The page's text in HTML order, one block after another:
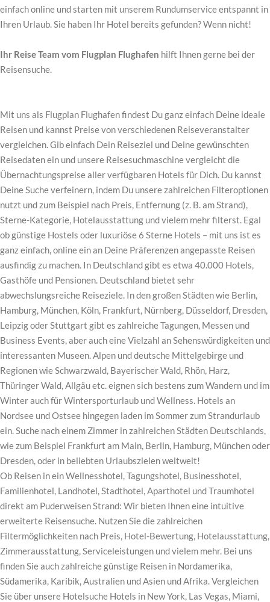
einfach online und starten mit unserem Rundumservice entspannt in
Ihren Urlaub. Sie haben Ihr Hotel bereits gefunden? Wenn nicht!
Ihr Reise Team vom Flugplan Flughafen hilft Ihnen gerne bei der
Reisensuche.
Mit uns als Flugplan Flughafen findest Du ganz einfach Deine ideale
Reisen und kannst Preise von verschiedenen Reiseveranstalter
vergleichen. Gib einfach Dein Reiseziel und Deine gewünschten
Reisedaten ein und unsere Reisesuchmaschine vergleicht die
Übernachtungspreise aller verfügbaren Hotels für Dich. Du kannst
Deine Suche verfeinern, indem Du unsere zahlreichen Filteroptionen
nutzt und zum Beispiel nach Preis, Entfernung (z. B. am Strand),
Sterne-Kategorie, Hotelausstattung und vielem mehr filterst. Egal
ob günstige Hostels oder luxuriöse 6 Sterne Hotels – mit uns ist es
ganz einfach, online ein an Deine Präferenzen angepasste Reisen
ausfindig zu machen. In Deutschland gibt es etwa 40.000 Hotels,
Gasthöfe und Pensionen. Deutschland bietet sehr
abwechslungsreiche Reiseziele. In den großen Städten wie Berlin,
Hamburg, München, Köln, Frankfurt, Nürnberg, Düsseldorf, Dresden,
Leipzig oder Stuttgart gibt es zahlreiche Tagungen, Messen und
Business Events, aber auch eine Vielzahl an Sehenswürdigkeiten und
interessanten Museen. Alpen und deutsche Mittelgebirge und
Regionen wie Schwarzwald, Bayerischer Wald, Rhön, Harz,
Thüringer Wald, Allgäu etc. eignen sich bestens zum Wandern und im
Winter auch für Wintersporturlaub und Wellness. Hotels an
Nordsee und Ostsee hingegen laden im Sommer zum Strandurlaub
ein. Suche nach einem Zimmer in zahlreichen Städten Deutschlands,
wie zum Beispiel Frankfurt am Main, Berlin, Hamburg, München oder
Dresden, oder in beliebten Urlaubszielen weltweit!
Ob Reisen in ein Wellnesshotel, Tagungshotel, Businesshotel,
Familienhotel, Landhotel, Stadthotel, Aparthotel und Traumhotel
direkt am Puderweisen Strand: Wir bieten Ihnen eine intuitive
erweiterte Reisensuche. Nutzen Sie die zahlreichen
Filtermöglichkeiten nach Preis, Hotel-Bewertung, Hotelausstattung,
Zimmerausstattung, Serviceleistungen und vielem mehr. Bei uns
finden Sie auch zahlreiche günstige Reisen in Nordamerika,
Südamerika, Karibik, Australien und Asien und Afrika. Vergleichen
Sie über unsere Hotelsuche Hotels in New York, Las Vegas, Miami,